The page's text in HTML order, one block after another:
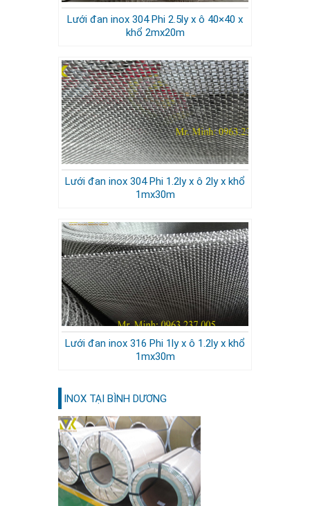
Lưới đan inox 304 Phi 2.5ly x ô 40×40 x
khổ 2mx20m
Lưới đan inox 304 Phi 1.2ly x ô 2ly x khổ
1mx30m
Lưới đan inox 316 Phi 1ly x ô 1.2ly x khổ
1mx30m
INOX TẠI BÌNH DƯƠNG